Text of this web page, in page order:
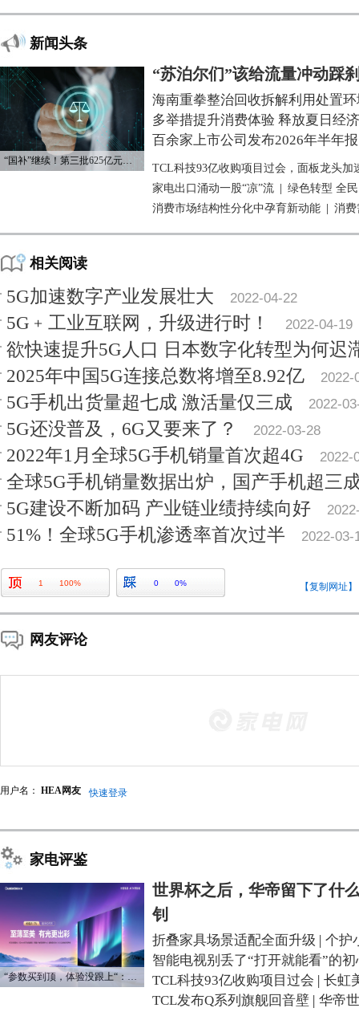
新闻头条
“国补”继续！第三批625亿元资金已下达
“苏泊尔们”该给流量冲动踩
海南重拳整治回收拆解利用处置
多举措提升消费体验 释放夏日经
百余家上市公司发布2026年半年报
TCL科技93亿收购项目过会，面板龙头加
家电出口涌动一股“凉”流
绿色转型 全
消费市场结构性分化中孕育新动能
消费
相关阅读
5G加速数字产业发展壮大 2022-04-22
5G﹢工业互联网，升级进行时！ 2022-04-19
欲快速提升5G人口 日本数字化转型为何迟
2025年中国5G连接总数将增至8.92亿
2022-
5G手机出货量超七成 激活量仅三成 2022-
5G还没普及，6G又要来了？ 2022-03-28
2022年1月全球5G手机销量首次超4G 2022-
全球5G手机销量数据出炉，国产手机超三
5G建设不断加码 产业链业绩持续向好
51%！全球5G手机渗透率首次过半 2022-03-
1 100% 0 0% 【复制网址】
网友评论
用户名： HEA网友 快速登录
家电评鉴
“参数买到顶，体验没跟上“：长虹追光Q70S给高端电视打了个样
世界杯之后，华帝留下了什
钊
折叠家具场景适配全面升级 | 个护
智能电视别丢了“打开就能看”的初
TCL科技93亿收购项目过会 | 长虹
TCL发布Q系列旗舰回音壁 | 华帝